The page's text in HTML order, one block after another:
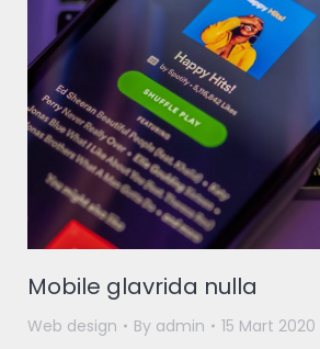
Mobile glavrida nulla
Web design By admin 15 Mart 2020